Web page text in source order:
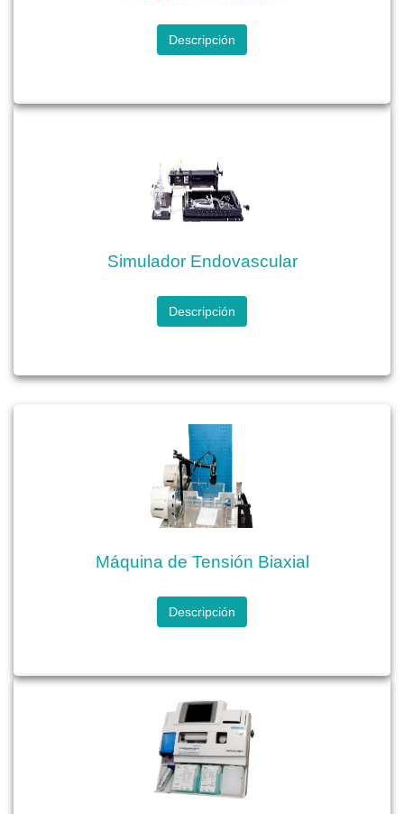
Descripción
Simulador Endovascular
Descripción
Máquina de Tensión Biaxial
Descripción